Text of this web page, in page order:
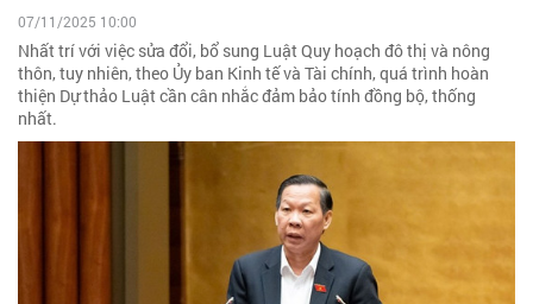
07/11/2025 10:00
Nhất trí với việc sửa đổi, bổ sung Luật Quy hoạch đô thị và nông
thôn, tuy nhiên, theo Ủy ban Kinh tế và Tài chính, quá trình hoàn
thiện Dự thảo Luật cần cân nhắc đảm bảo tính đồng bộ, thống
nhất.